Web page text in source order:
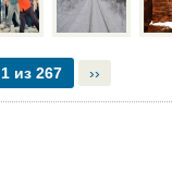
1 из 267 ››